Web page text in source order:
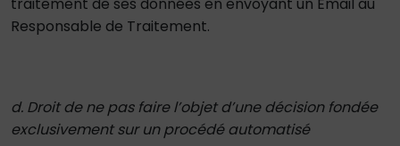
Responsable de Traitement.
d. Droit de ne pas faire l’objet d’une décision fondée
exclusivement sur un procédé automatisé